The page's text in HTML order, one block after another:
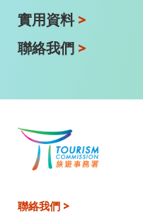
實用資料>
聯絡我們 >
聯絡我們 >